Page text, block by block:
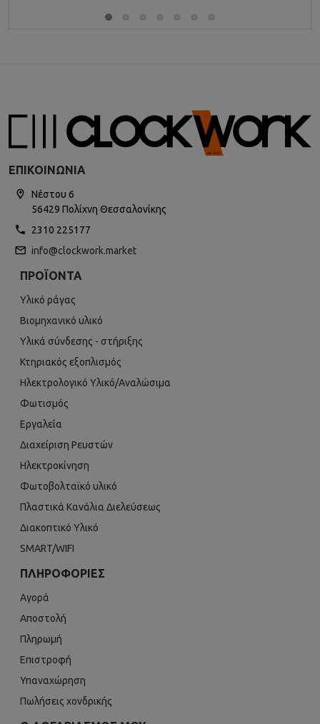
ΕΠΙΚΟΙΝΩΝΊΑ
Νέστου 6
56429 Πολίχνη Θεσσαλονίκης
2310 225177
info@clockwork.market
ΠΡΟΪΌΝΤΑ
Υλικό ράγας
Βιομηχανικό υλικό
Υλικά σύνδεσης - στήριξης
Κτηριακός εξοπλισμός
Ηλεκτρολογικό Υλικό/Αναλώσιμα
Φωτισμός
Εργαλεία
Διαχείριση Ρευστών
Ηλεκτροκίνηση
Φωτοβολταϊκό υλικό
Πλαστικά Κανάλια Διελεύσεως
Διακοπτικό Υλικό
SMART/WIFI
ΠΛΗΡΟΦΟΡΊΕΣ
Αγορά
Αποστολή
Πληρωμή
Επιστροφή
Υπαναχώρηση
Πωλήσεις χονδρικής